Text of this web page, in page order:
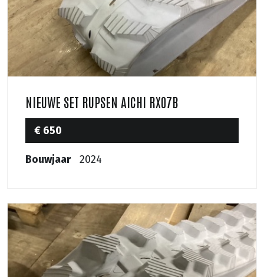
NIEUWE SET RUPSEN AICHI RX07B
€ 650
Bouwjaar 2024